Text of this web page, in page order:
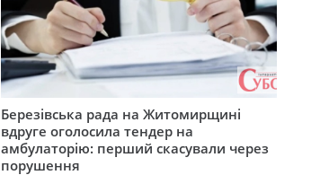
Березівська рада на Житомирщині
вдруге оголосила тендер на
амбулаторію: перший скасували через
порушення